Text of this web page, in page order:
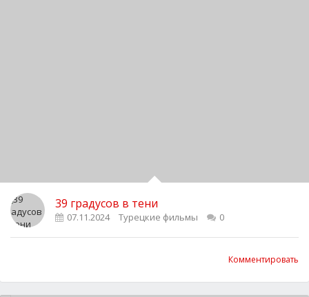
39 градусов в тени
07.11.2024 Турецкие фильмы 0
Комментировать